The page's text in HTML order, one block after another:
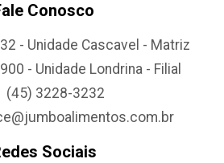
Conosco
- Unidade Cascavel - Matriz
- Unidade Londrina - Filial
(45) 3228-3232
Sociais